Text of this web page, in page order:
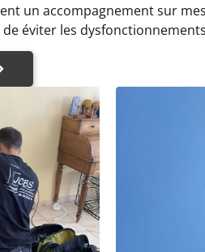
un accompagnement sur
de éviter les